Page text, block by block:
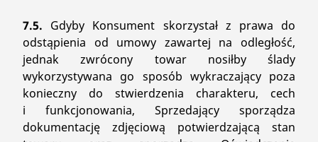
7.5. Gdyby Konsument skorzystał z prawa do
odstąpienia od umowy zawartej na odległość,
jednak zwrócony towar nosiłby ślady
wykorzystywana go sposób wykraczający poza
konieczny do stwierdzenia charakteru, cech
i funkcjonowania, Sprzedający sporządza
dokumentację zdjęciową potwierdzającą stan